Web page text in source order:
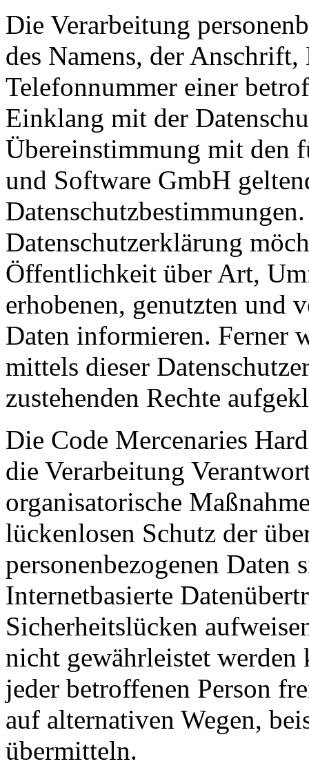
Die Verarbeitung
des Namens, der
Telefonnummer einer
Einklang mit der
Übereinstimmung mit den
und Software GmbH
Datenschutzerklärung
Öffentlichkeit über Art,
erhobenen, genutzten und
Daten informieren. Ferner
mittels dieser
zustehenden Rechte
Die Code Mercenaries
die Verarbeitung
organisatorische
lückenlosen Schutz der
personenbezogenen Daten
Internetbasierte
Sicherheitslücken
nicht gewährleistet werden
jeder betroffenen Person
auf alternativen Wegen,
übermitteln.